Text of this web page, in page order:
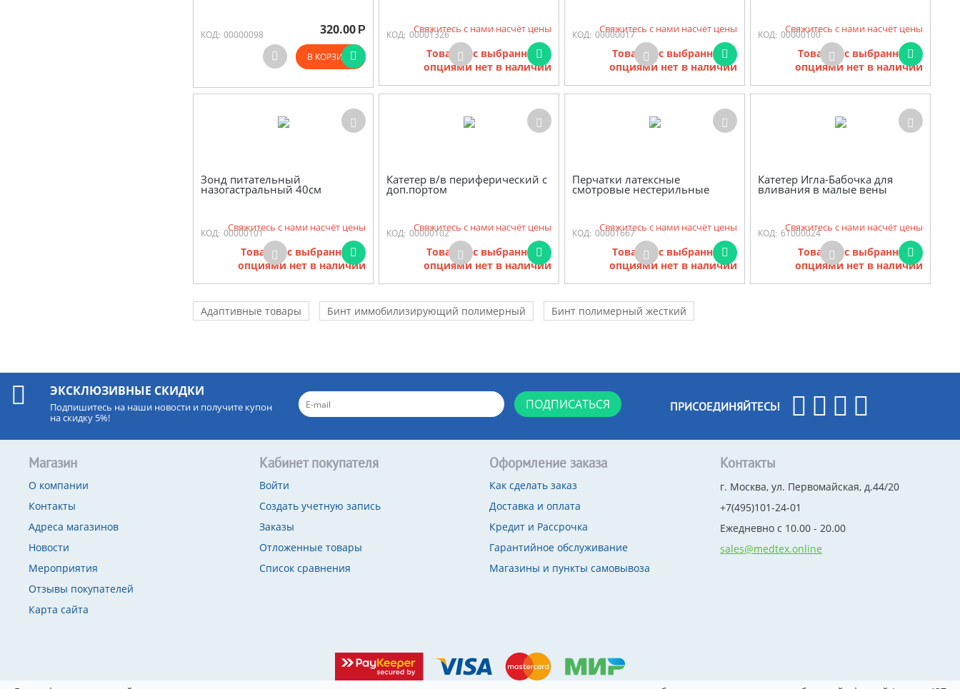
КОД: 00000098 320.00 Р
В КОРЗИНУ
КОД: 00001326
Свяжитесь с нами насчёт цены
Товаров с выбранными
опциями нет в наличии
КОД: 00000017
Свяжитесь с нами насчёт цены
Товаров с выбранными
опциями нет в наличии
КОД: 00000100
Свяжитесь с нами насчёт цены
Товаров с выбранными
опциями нет в наличии
Зонд питательный
назогастральный 40см
КОД: 00000101
Свяжитесь с нами насчёт цены
Товаров с выбранными
опциями нет в наличии
Катетер в/в периферический с
доп.портом
КОД: 00000102
Свяжитесь с нами насчёт цены
Товаров с выбранными
опциями нет в наличии
Перчатки латексные
смотровые нестерильные
КОД: 00001667
Свяжитесь с нами насчёт цены
Товаров с выбранными
опциями нет в наличии
Катетер Игла-Бабочка для
вливания в малые вены
КОД: 61000024
Свяжитесь с нами насчёт цены
Товаров с выбранными
опциями нет в наличии
Адаптивные товары Бинт иммобилизирующий полимерный Бинт полимерный жесткий
ЭКСКЛЮЗИВНЫЕ СКИДКИ
Подпишитесь на наши новости и получите купон
на скидку 5%!
ПОДПИСАТЬСЯ ПРИСОЕДИНЯЙТЕСЬ!
Магазин
О компании
Контакты
Адреса магазинов
Новости
Мероприятия
Отзывы покупателей
Карта сайта
Кабинет покупателя
Войти
Создать учетную запись
Заказы
Отложенные товары
Список сравнения
Оформление заказа
Как сделать заказ
Доставка и оплата
Кредит и Рассрочка
Гарантийное обслуживание
Магазины и пункты самовывоза
Контакты
г. Москва, ул. Первомайская, д.44/20
+7(495)101-24-01
Ежедневно с 10.00 - 20.00
sales@medtex.online